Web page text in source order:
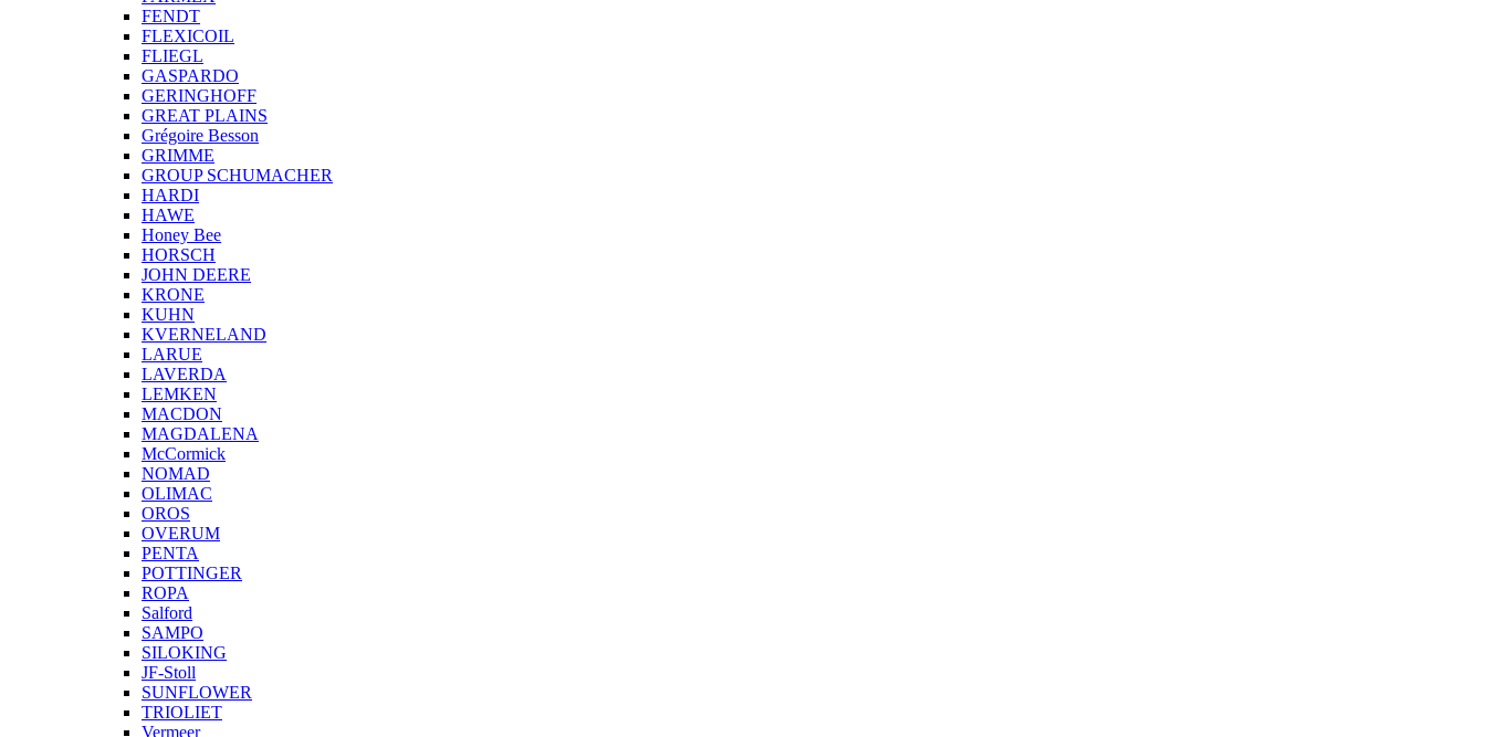
FENDT
FLEXICOIL
FLIEGL
GASPARDO
GERINGHOFF
GREAT PLAINS
Grégoire Besson
GRIMME
GROUP SCHUMACHER
HARDI
HAWE
Honey Bee
HORSCH
JOHN DEERE
KRONE
KUHN
KVERNELAND
LARUE
LAVERDA
LEMKEN
MACDON
MAGDALENA
McCormick
NOMAD
OLIMAC
OROS
OVERUM
PENTA
POTTINGER
ROPA
Salford
SAMPO
SILOKING
JF-Stoll
SUNFLOWER
TRIOLIET
Vermeer